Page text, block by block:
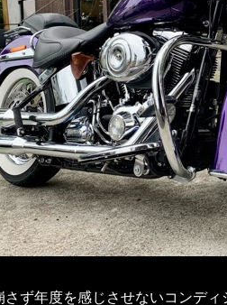
さず年度を感じさせないコンデ